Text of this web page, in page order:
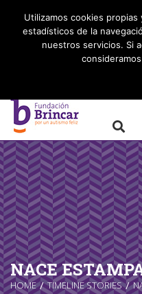
NACE
HOME TIMELINE STORIES
Utilizamos cookies
estadísticos de la
nuestros servicios. Si